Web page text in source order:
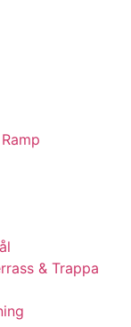
& Trappa